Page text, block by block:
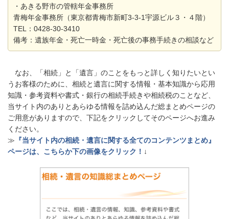
・あきる野市の管轄年金事務所
青梅年金事務所（東京都青梅市新町3-3-1宇源ビル３・４階）
TEL：0428-30-3410
備考：遺族年金・死亡一時金・死亡後の事務手続きの相談など
なお、「相続」と「遺言」のことをもっと詳しく知りたいとい
うお客様のために、相続と遺言に関する情報・基本知識から応用
知識・参考資料や書式・銀行の相続手続きや相続税のことなど、
当サイト内のありとあらゆる情報を詰め込んだ総まとめページの
ご用意がありますので、下記をクリックしてそのページへお進み
ください。
≫ 『当サイト内の相続・遺言に関する全てのコンテンツまとめ』
ページは、こちらか下の画像をクリック！ ↓